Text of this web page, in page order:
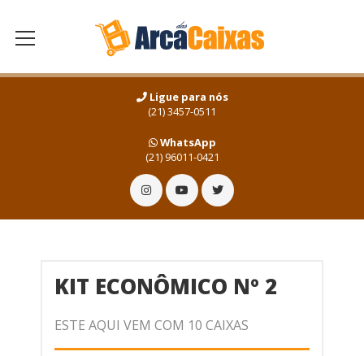
Ligue para nós
(21) 3457-0511
WhatsApp
(21) 96011-0421
KIT ECONÔMICO Nº 2
ESTE AQUI VEM COM 10 CAIXAS